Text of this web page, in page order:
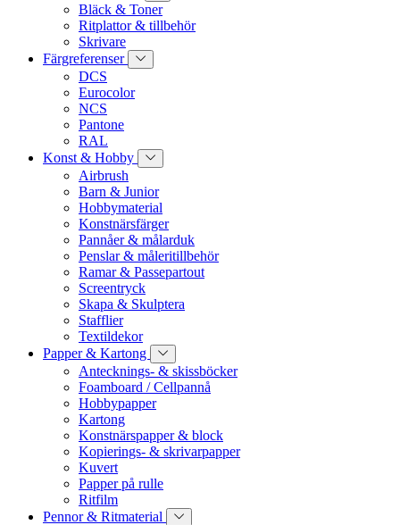
Bläck & Toner
Ritplattor & tillbehör
Skrivare
Färgreferenser
DCS
Eurocolor
NCS
Pantone
RAL
Konst & Hobby
Airbrush
Barn & Junior
Hobbymaterial
Konstnärsfärger
Pannåer & målarduk
Penslar & måleritillbehör
Ramar & Passepartout
Screentryck
Skapa & Skulptera
Stafflier
Textildekor
Papper & Kartong
Antecknings- & skissböcker
Foamboard / Cellpannå
Hobbypapper
Kartong
Konstnärspapper & block
Kopierings- & skrivarpapper
Kuvert
Papper på rulle
Ritfilm
Pennor & Ritmaterial